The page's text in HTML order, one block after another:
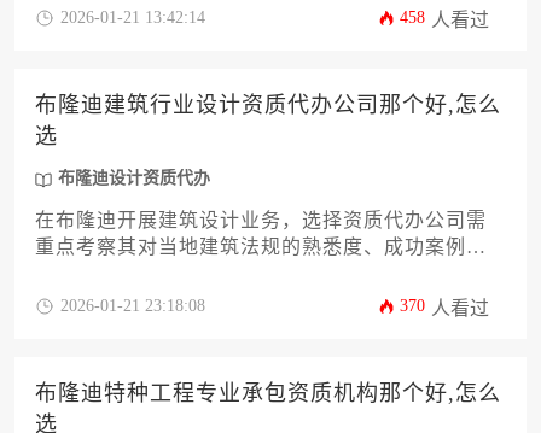
效申报流程把控以及持续售后服务保障三大核心优
2026-01-21 13:42:14 458 人看过
布隆迪建筑行业设计资质代办公司那个好,怎么
选
布隆迪设计资质代办
在布隆迪开展建筑设计业务，选择资质代办公司需
重点考察其对当地建筑法规的熟悉度、成功案例真
住建部门认可的代理资格，并能针对外资企业特殊
步骤，可有效筛选出可靠的布隆迪设计资质代办合
作伙伴。
2026-01-21 23:18:08 370 人看过
布隆迪特种工程专业承包资质机构那个好,怎么
选